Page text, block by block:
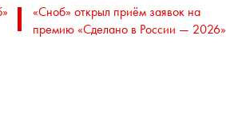
«Сноб» открыл приём заявок на
премию «Сделано в России — 2026»